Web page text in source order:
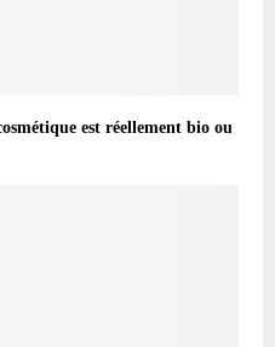
est réellement bio ou